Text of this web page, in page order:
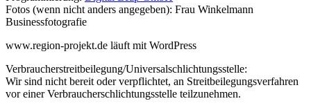
Fotos (wenn nicht anders angegeben): Frau Winkelmann
Businessfotografie
www.region-projekt.de läuft mit WordPress
Verbraucherstreitbeilegung/Universalschlichtungsstelle:
Wir sind nicht bereit oder verpflichtet, an Streitbeilegungsverfahren
vor einer Verbraucherschlichtungsstelle teilzunehmen.